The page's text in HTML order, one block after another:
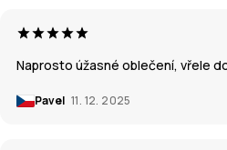
Naprosto úžasné oblečení, vřele
Pavel 11. 12. 2025